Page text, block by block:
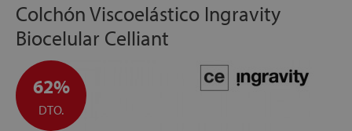
Colchón Viscoelástico Ingravity
Biocelular Celliant
62%
DTO.